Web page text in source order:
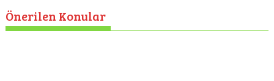
Önerilen Konular